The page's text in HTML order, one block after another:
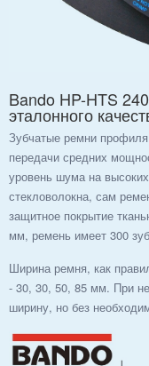
Bando HP-HTS
эталонного
Зубчатые ремни
передачи средних
уровень шума на
стекловолокна, сам
защитное покрытие
мм, ремень имеет 300
Ширина ремня, как
- 30, 30, 50, 85 мм. При
ширину, но без